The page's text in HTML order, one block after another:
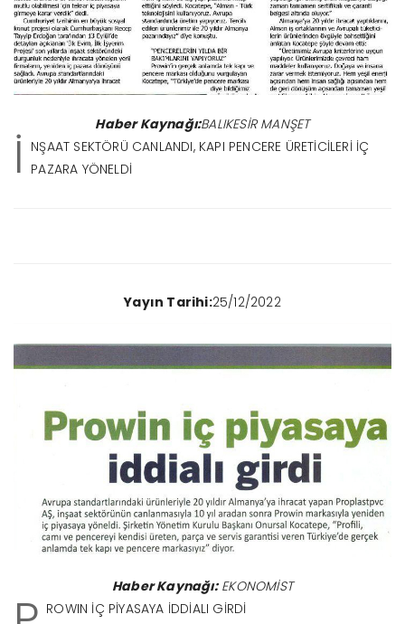
Haber Kaynağı:BALIKESİR MANŞET
İ NŞAAT SEKTÖRÜ CANLANDI, KAPI PENCERE ÜRETİCİLERİ İÇ
PAZARA YÖNELDİ
Yayın Tarihi:25/12/2022
Haber Kaynağı:EKONOMİST
ROWIN İÇ PİYASAYA İDDİALI GİRDİ